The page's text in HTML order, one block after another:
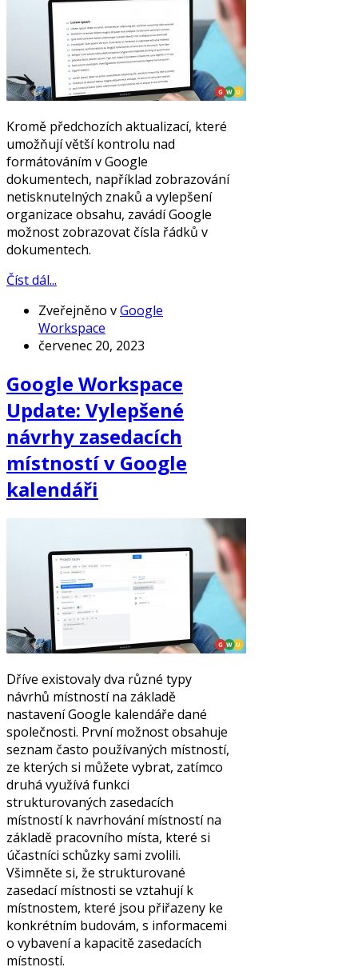
Kromě předchozích aktualizací, které
umožňují větší kontrolu nad
formátováním v Google
dokumentech, například zobrazování
netisknutelných znaků a vylepšení
organizace obsahu, zavádí Google
možnost zobrazovat čísla řádků v
dokumentech.
Číst dál...
Zveřejněno vGoogle
Workspace
červenec 20, 2023
Google Workspace
Update: Vylepšené
návrhy zasedacích
místností v Google
kalendáři
Dříve existovaly dva různé typy
návrhů místností na základě
nastavení Google kalendáře dané
společnosti. První možnost obsahuje
seznam často používaných místností,
ze kterých si můžete vybrat, zatímco
druhá využívá funkci
strukturovaných zasedacích
místností k navrhování místností na
základě pracovního místa, které si
účastníci schůzky sami zvolili.
Všimněte si, že strukturované
zasedací místnosti se vztahují k
místnostem, které jsou přiřazeny ke
konkrétním budovám, s informacemi
o vybavení a kapacitě zasedacích
místností.